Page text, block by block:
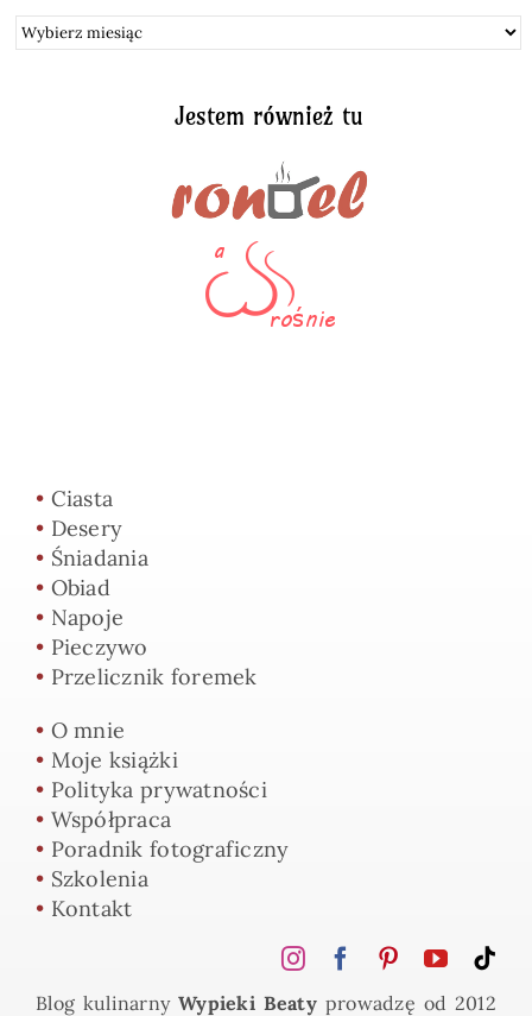
Archiwum
Jestem również tu
• Ciasta
• Desery
• Śniadania
• Obiad
• Napoje
• Pieczywo
• Przelicznik foremek
• O mnie
• Moje książki
• Polityka prywatności
• Współpraca
• Poradnik fotograficzny
• Szkolenia
• Kontakt
Blog kulinarny Wypieki Beaty prowadzę od 2012